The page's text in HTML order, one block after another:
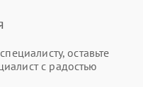
оставьте
с радостью